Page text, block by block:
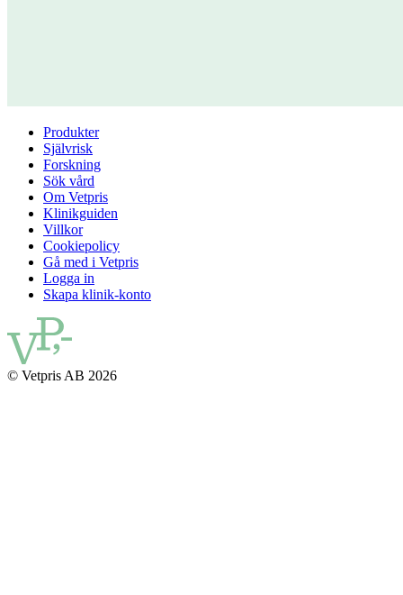
Produkter
Självrisk
Forskning
Sök vård
Om Vetpris
Klinikguiden
Villkor
Cookiepolicy
Gå med i Vetpris
Logga in
Skapa klinik-konto
© Vetpris AB 2026